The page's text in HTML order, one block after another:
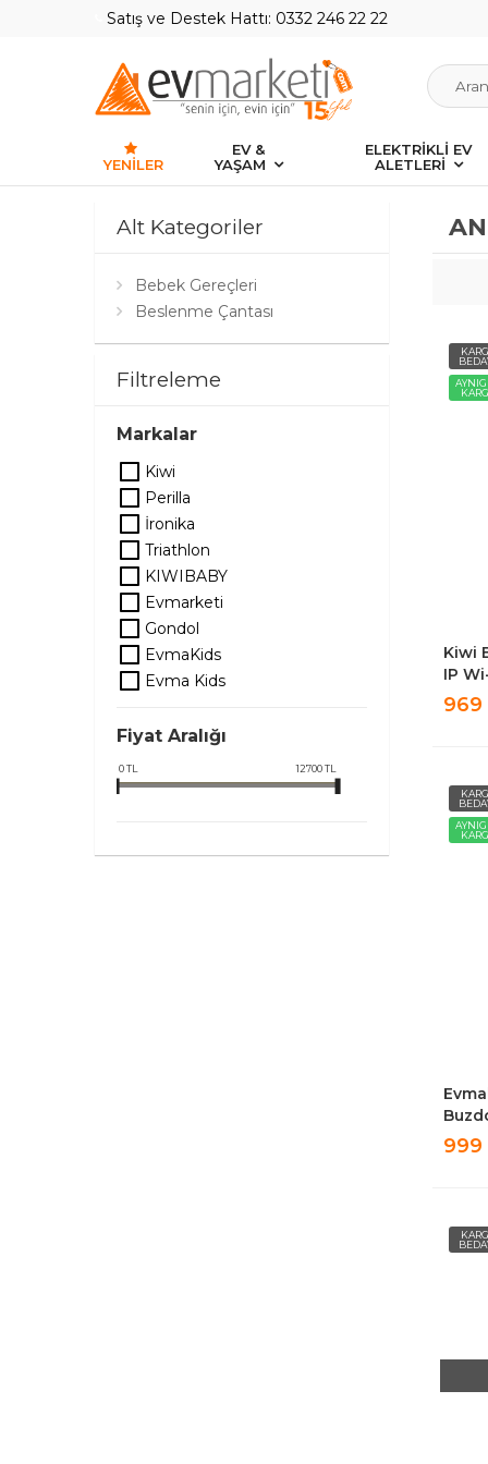
Satış ve Destek Hattı: 0332 246 22 22
YENILER
EV &
YAŞAM
ELEKTRİKLİ EV
ALETLERİ
Alt Kategoriler
Bebek Gereçleri
Beslenme Çantası
Filtreleme
Markalar
Kiwi
Perilla
İronika
Triathlon
KIWIBABY
Evmarketi
Gondol
EvmaKids
Evma Kids
Fiyat Aralığı
0TL 12700TL
Kiwi
IP
969
999